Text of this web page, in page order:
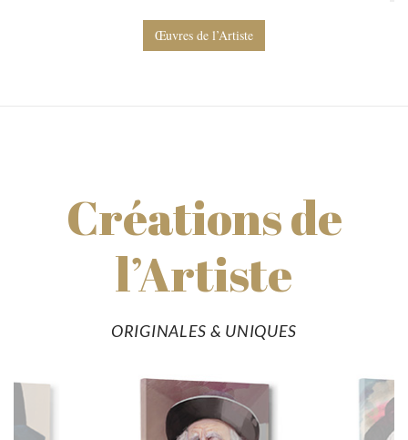
Œuvres de l’Artiste
Créations de
l’Artiste
ORIGINALES & UNIQUES